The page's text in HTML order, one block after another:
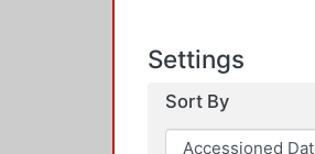
Settings
Sort By